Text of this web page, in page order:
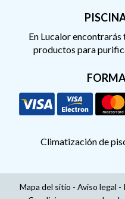
En Lucalor
productos para
Climatización de
Mapa del sitio - Aviso legal -